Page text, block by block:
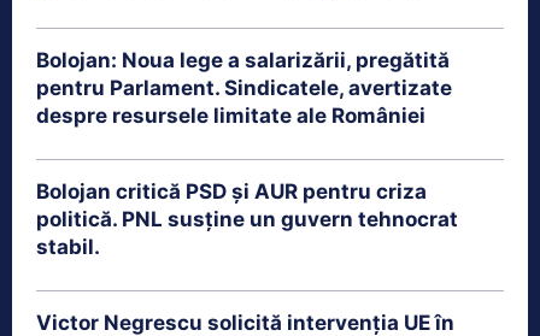
Bolojan: Noua lege a salarizării, pregătită
pentru Parlament. Sindicatele, avertizate
despre resursele limitate ale României
Bolojan critică PSD și AUR pentru criza
politică. PNL susține un guvern tehnocrat
stabil.
Victor Negrescu solicită intervenția UE în